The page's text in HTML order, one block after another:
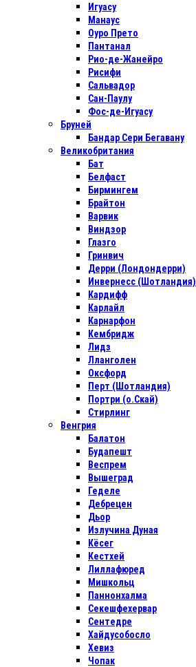
Игуасу
Манаус
Оуро Прето
Пантанал
Рио-де-Жанейро
Рисифи
Сальвадор
Сан-Паулу
Фос-де-Игуасу
Бруней
Бандар Сери Бегавану
Великобритания
Бат
Белфаст
Бирмингем
Брайтон
Варвик
Виндзор
Глазго
Гринвич
Дерри (Лондондерри)
Инвернесс (Шотландия)
Кардифф
Карлайл
Карнарфон
Кембридж
Лидз
Лланголен
Оксфорд
Перт (Шотландия)
Портри (о.Скай)
Стирлинг
Венгрия
Балатон
Будапешт
Веспрем
Вышеград
Геделе
Дебрецен
Дьор
Излучина Дуная
Кёсег
Кестхей
Лиллафюред
Мишкольц
Паннонхалма
Секешфехервар
Сентедре
Хайдусобосло
Хевиз
Чопак